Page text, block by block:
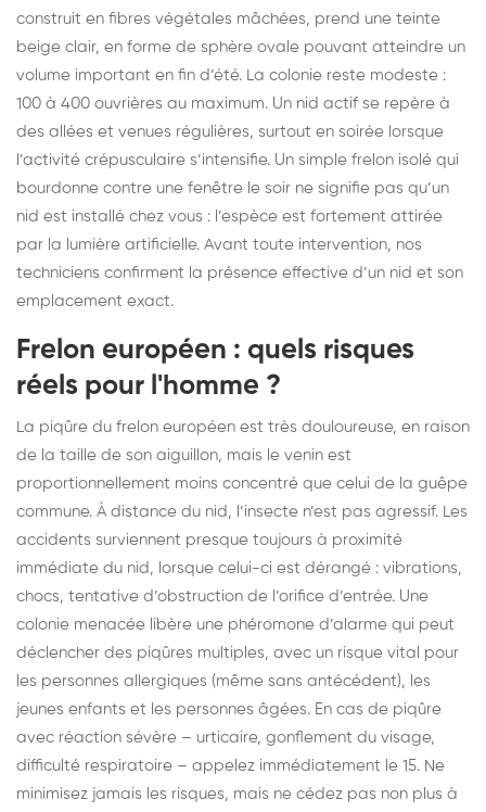
construit en fibres végétales mâchées, prend une teinte
beige clair, en forme de sphère ovale pouvant atteindre un
volume important en fin d’été. La colonie reste modeste :
100 à 400 ouvrières au maximum. Un nid actif se repère à
des allées et venues régulières, surtout en soirée lorsque
l’activité crépusculaire s’intensifie. Un simple frelon isolé qui
bourdonne contre une fenêtre le soir ne signifie pas qu’un
nid est installé chez vous : l’espèce est fortement attirée
par la lumière artificielle. Avant toute intervention, nos
techniciens confirment la présence effective d’un nid et son
emplacement exact.
Frelon européen : quels risques
réels pour l'homme ?
La piqûre du frelon européen est très douloureuse, en raison
de la taille de son aiguillon, mais le venin est
proportionnellement moins concentré que celui de la guêpe
commune. À distance du nid, l’insecte n’est pas agressif. Les
accidents surviennent presque toujours à proximité
immédiate du nid, lorsque celui-ci est dérangé : vibrations,
chocs, tentative d’obstruction de l’orifice d’entrée. Une
colonie menacée libère une phéromone d’alarme qui peut
déclencher des piqûres multiples, avec un risque vital pour
les personnes allergiques (même sans antécédent), les
jeunes enfants et les personnes âgées. En cas de piqûre
avec réaction sévère – urticaire, gonflement du visage,
difficulté respiratoire – appelez immédiatement le 15. Ne
minimisez jamais les risques, mais ne cédez pas non plus à